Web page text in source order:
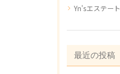
Yn'sエステート
最近の投稿